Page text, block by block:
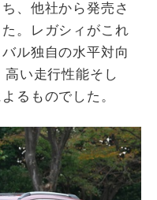
、他社から発売さ
。レガシィがこれ
ル独自の水平対向
い走行性能そし
るものでした。